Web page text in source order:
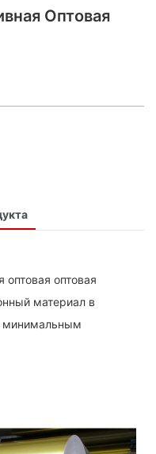
Оптовая
оптовая оптовая
материал в
минимальным